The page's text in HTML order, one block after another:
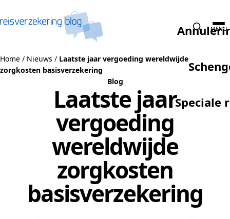
Speciale
MENU
Home / Nieuws / Laatste jaar vergoeding wereldwijde
zorgkosten basisverzekering
Blog
Laatste jaar
vergoeding
wereldwijde
zorgkosten
basisverzekering